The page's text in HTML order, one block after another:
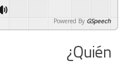
Powered By GSpeech
¿Quién